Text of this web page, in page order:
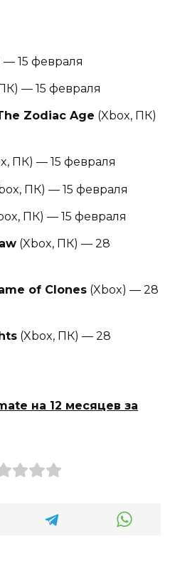
— 15 февраля
— 15 февраля
Zodiac Age (Xbox, ПК)
ПК) — 15 февраля
ПК) — 15 февраля
ПК) — 15 февраля
(Xbox, ПК) — 28
of Clones (Xbox) — 28
(Xbox, ПК) — 28
на 12 месяцев за